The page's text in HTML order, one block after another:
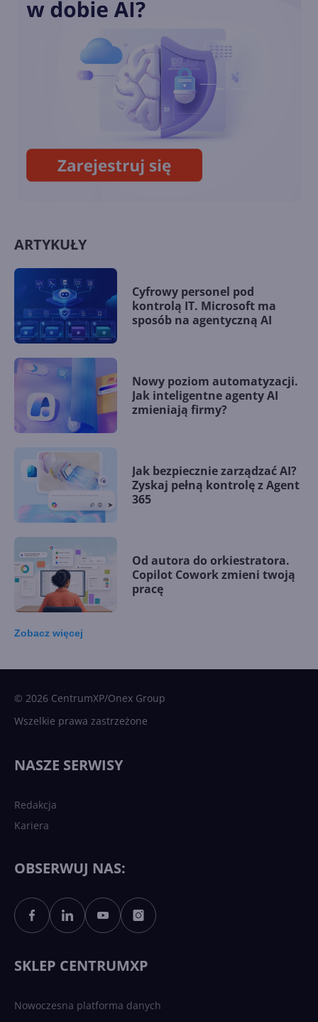
poleceń
Ikony skrótów bez strzałek
ARTYKUŁY
Cyfrowy personel pod
kontrolą IT. Microsoft ma
sposób na agentyczną AI
Nowy poziom automatyzacji.
Jak inteligentne agenty AI
zmieniają firmy?
Jak bezpiecznie zarządzać AI?
Zyskaj pełną kontrolę z Agent
365
Od autora do orkiestratora.
Copilot Cowork zmieni twoją
pracę
Sztuczna inteligencja po
polsku. Dość barier
Zobacz więcej
© 2026 CentrumXP/Onex Group
Wszelkie prawa zastrzeżone
NASZE SERWISY
Redakcja
Kariera
OBSERWUJ NAS:
SKLEP CENTRUMXP
Nowoczesna platforma danych